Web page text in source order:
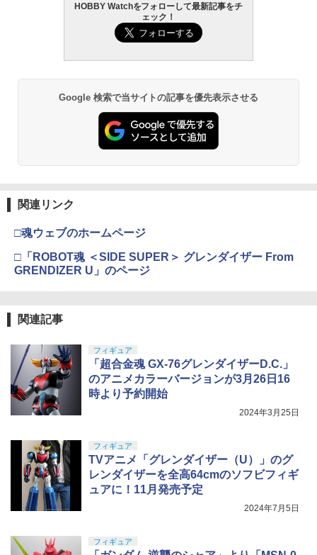
HOBBY Watchをフォローして最新記事をチ
ェック！
Google 検索で当サイトの記事を優先表示させる
関連リンク
□魂ウェブのホームページ
□「ROBOT魂 ＜SIDE SUPER＞ グレンダイザー From
GRENDIZER U」のページ
関連記事
フィギュア
「超合金魂 GX-76グレンダイザーD.C.」
のアニメカラーバージョンが3月26日16
時より予約開始
2024年3月25日
フィギュア
TVアニメ「グレンダイザー（U）」のグ
レンダイザーを全高64cmのソフビフィギ
ュアに！11月発売予定
2024年7月5日
フィギュア